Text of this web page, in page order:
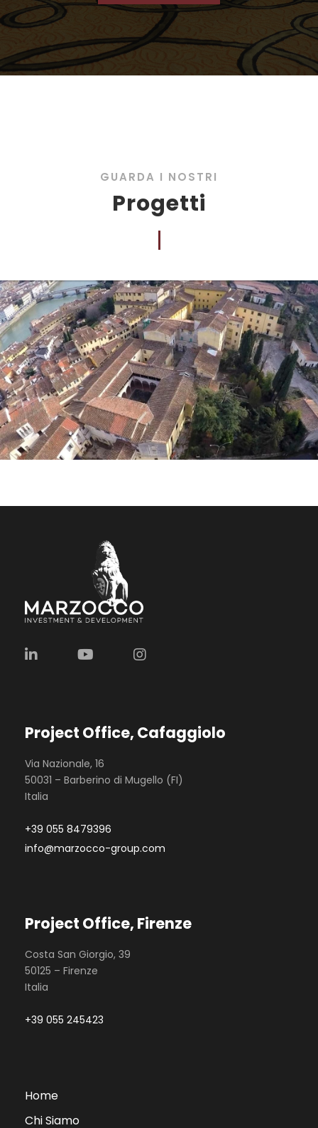
GUARDA I NOSTRI
Progetti
COSTA SAN GIORGIO
Project Office, Cafaggiolo
Via Nazionale, 16
50031 – Barberino di Mugello (FI)
Italia
+39 055 8479396
info@marzocco-group.com
Project Office, Firenze
Costa San Giorgio, 39
50125 – Firenze
Italia
+39 055 245423
Home
Chi Siamo